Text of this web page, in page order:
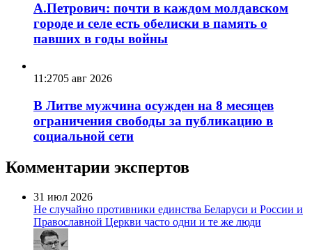
А.Петрович: почти в каждом молдавском
городе и селе есть обелиски в память о
павших в годы войны
11:2705 авг 2026
В Литве мужчина осужден на 8 месяцев
ограничения свободы за публикацию в
социальной сети
Комментарии экспертов
31 июл 2026
Не случайно противники единства Беларуси и России и
Православной Церкви часто одни и те же люди